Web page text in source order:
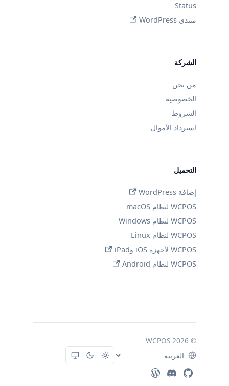
Status
منتدى WordPress
الشركة
من نحن
الخصوصية
الشروط
استرداد الأموال
التحميل
إضافة WordPress
WCPOS لنظام macOS
WCPOS لنظام Windows
WCPOS لنظام Linux
WCPOS لأجهزة iOS وiPad
WCPOS لنظام Android
© 2026 WCPOS